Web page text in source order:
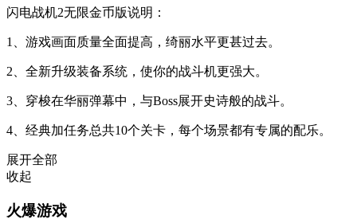
闪电战机2无限金币版说明：
1、游戏画面质量全面提高，绮丽水平更甚过去。
2、全新升级装备系统，使你的战斗机更强大。
3、穿梭在华丽弹幕中，与Boss展开史诗般的战斗。
4、经典加任务总共10个关卡，每个场景都有专属的配乐。
展开全部
收起
火爆游戏